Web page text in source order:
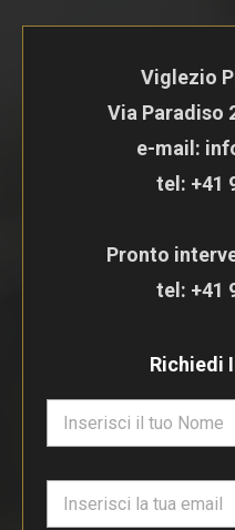
Viglezio
Via Paradiso
e-mail:
tel: +41
Pronto
tel: +41
Richiedi
m